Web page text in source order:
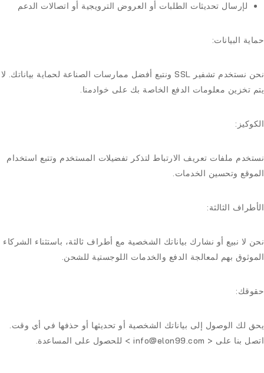
لإرسال تحديثات الطلبات أو العروض الترويجية أو اتصالات الدعم
حماية البيانات:
نحن نستخدم تشفير SSL ونتبع أفضل ممارسات الصناعة لحماية بياناتك. لا
يتم تخزين معلومات الدفع الخاصة بك على خوادمنا.
الكوكيز:
نستخدم ملفات تعريف الارتباط لتذكر تفضيلات المستخدم وتتبع استخدام
الموقع وتحسين الخدمات.
الأطراف الثالثة:
نحن لا نبيع أو نشارك بياناتك الشخصية مع أطراف ثالثة، باستثناء الشركاء
الموثوق بهم لمعالجة الدفع والخدمات اللوجستية للشحن.
حقوقك:
يحق لك الوصول إلى بياناتك الشخصية أو تحديثها أو حذفها في أي وقت.
اتصل بنا على < info@elon99.com
> للحصول على المساعدة.